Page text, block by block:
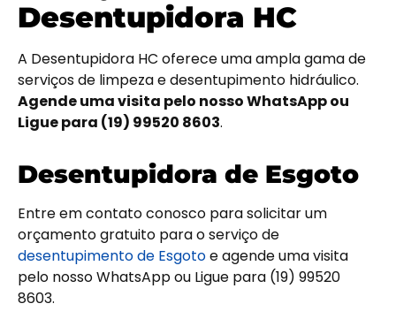
Desentupidora HC
A Desentupidora HC oferece uma ampla gama de
serviços de limpeza e desentupimento hidráulico.
Agende uma visita pelo nosso WhatsApp ou
Ligue para (19) 99520 8603.
Desentupidora de Esgoto
Entre em contato conosco para solicitar um
orçamento gratuito para o serviço de
desentupimento de Esgotoe agende uma visita
pelo nosso WhatsApp ou Ligue para (19) 99520
8603.